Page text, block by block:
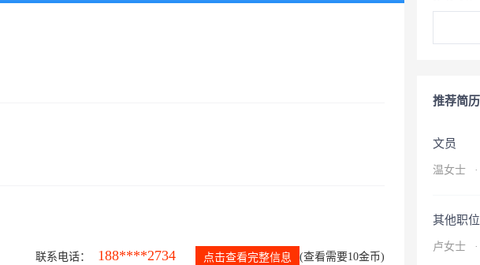
联系电话： 188****2734 点击查看完整信息 (查看需要10金币)
推荐简历
文员
温女士 ·
其他职位
卢女士 ·